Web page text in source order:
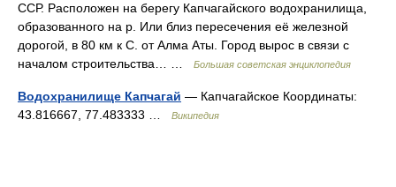
ССР. Расположен на берегу Капчагайского водохранилища,
образованного на р. Или близ пересечения её железной
дорогой, в 80 км к С. от Алма Аты. Город вырос в связи с
началом строительства… …
Большая советская энциклопедия
Водохранилище Капчагай — Капчагайское Координаты:
43.816667, 77.483333 …
Википедия